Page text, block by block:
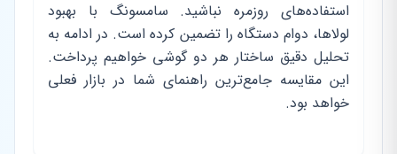
استفاده‌های روزمره نباشید. سامسونگ با بهبود
لولاها، دوام دستگاه را تضمین کرده است. در ادامه به
تحلیل دقیق ساختار هر دو گوشی خواهیم پرداخت.
این مقایسه جامع‌ترین راهنمای شما در بازار فعلی
خواهد بود.